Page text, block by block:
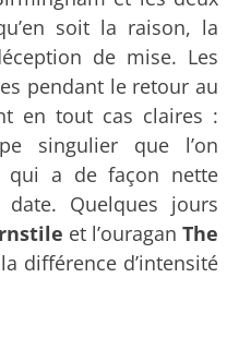
soit la raison, la
de mise. Les
pendant le retour au
en tout cas claires :
singulier que l’on
qui a de façon nette
Quelques jours
et l’ouragan The
différence d’intensité